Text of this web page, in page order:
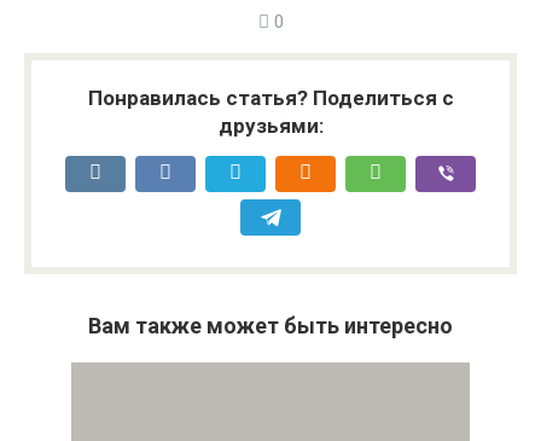
0
Понравилась статья? Поделиться с
друзьями:
Вам также может быть интересно